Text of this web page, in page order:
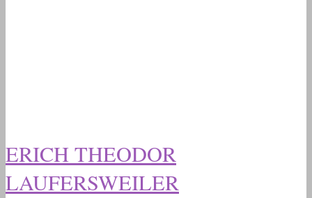
ERICH THEODOR
LAUFERSWEILER